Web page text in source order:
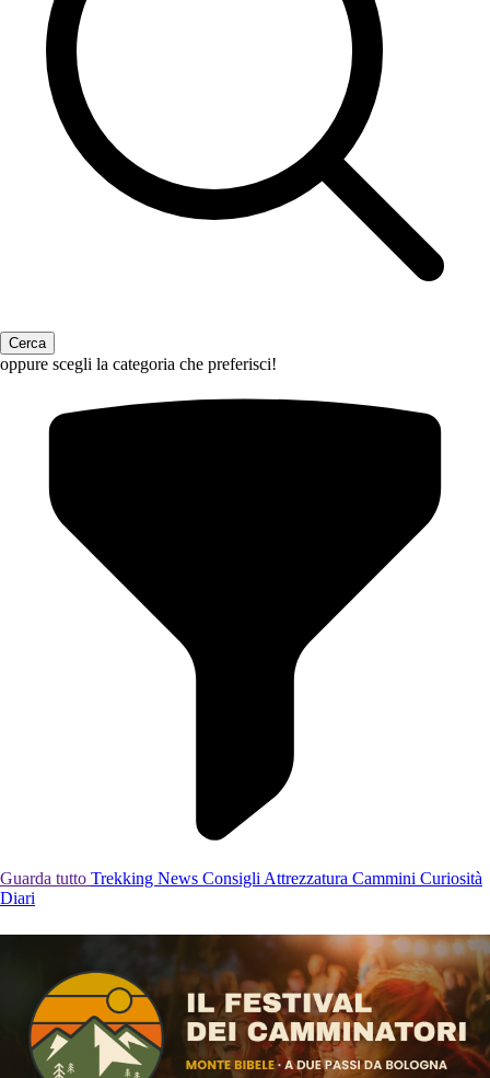
oppure scegli la categoria che preferisci!
Guarda tutto Trekking News Consigli Attrezzatura Cammini Curiosità
Diari